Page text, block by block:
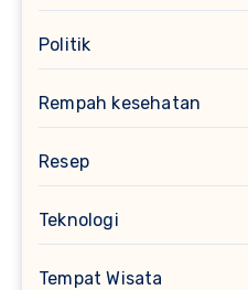
Politik
Rempah kesehatan
Resep
Teknologi
Tempat Wisata